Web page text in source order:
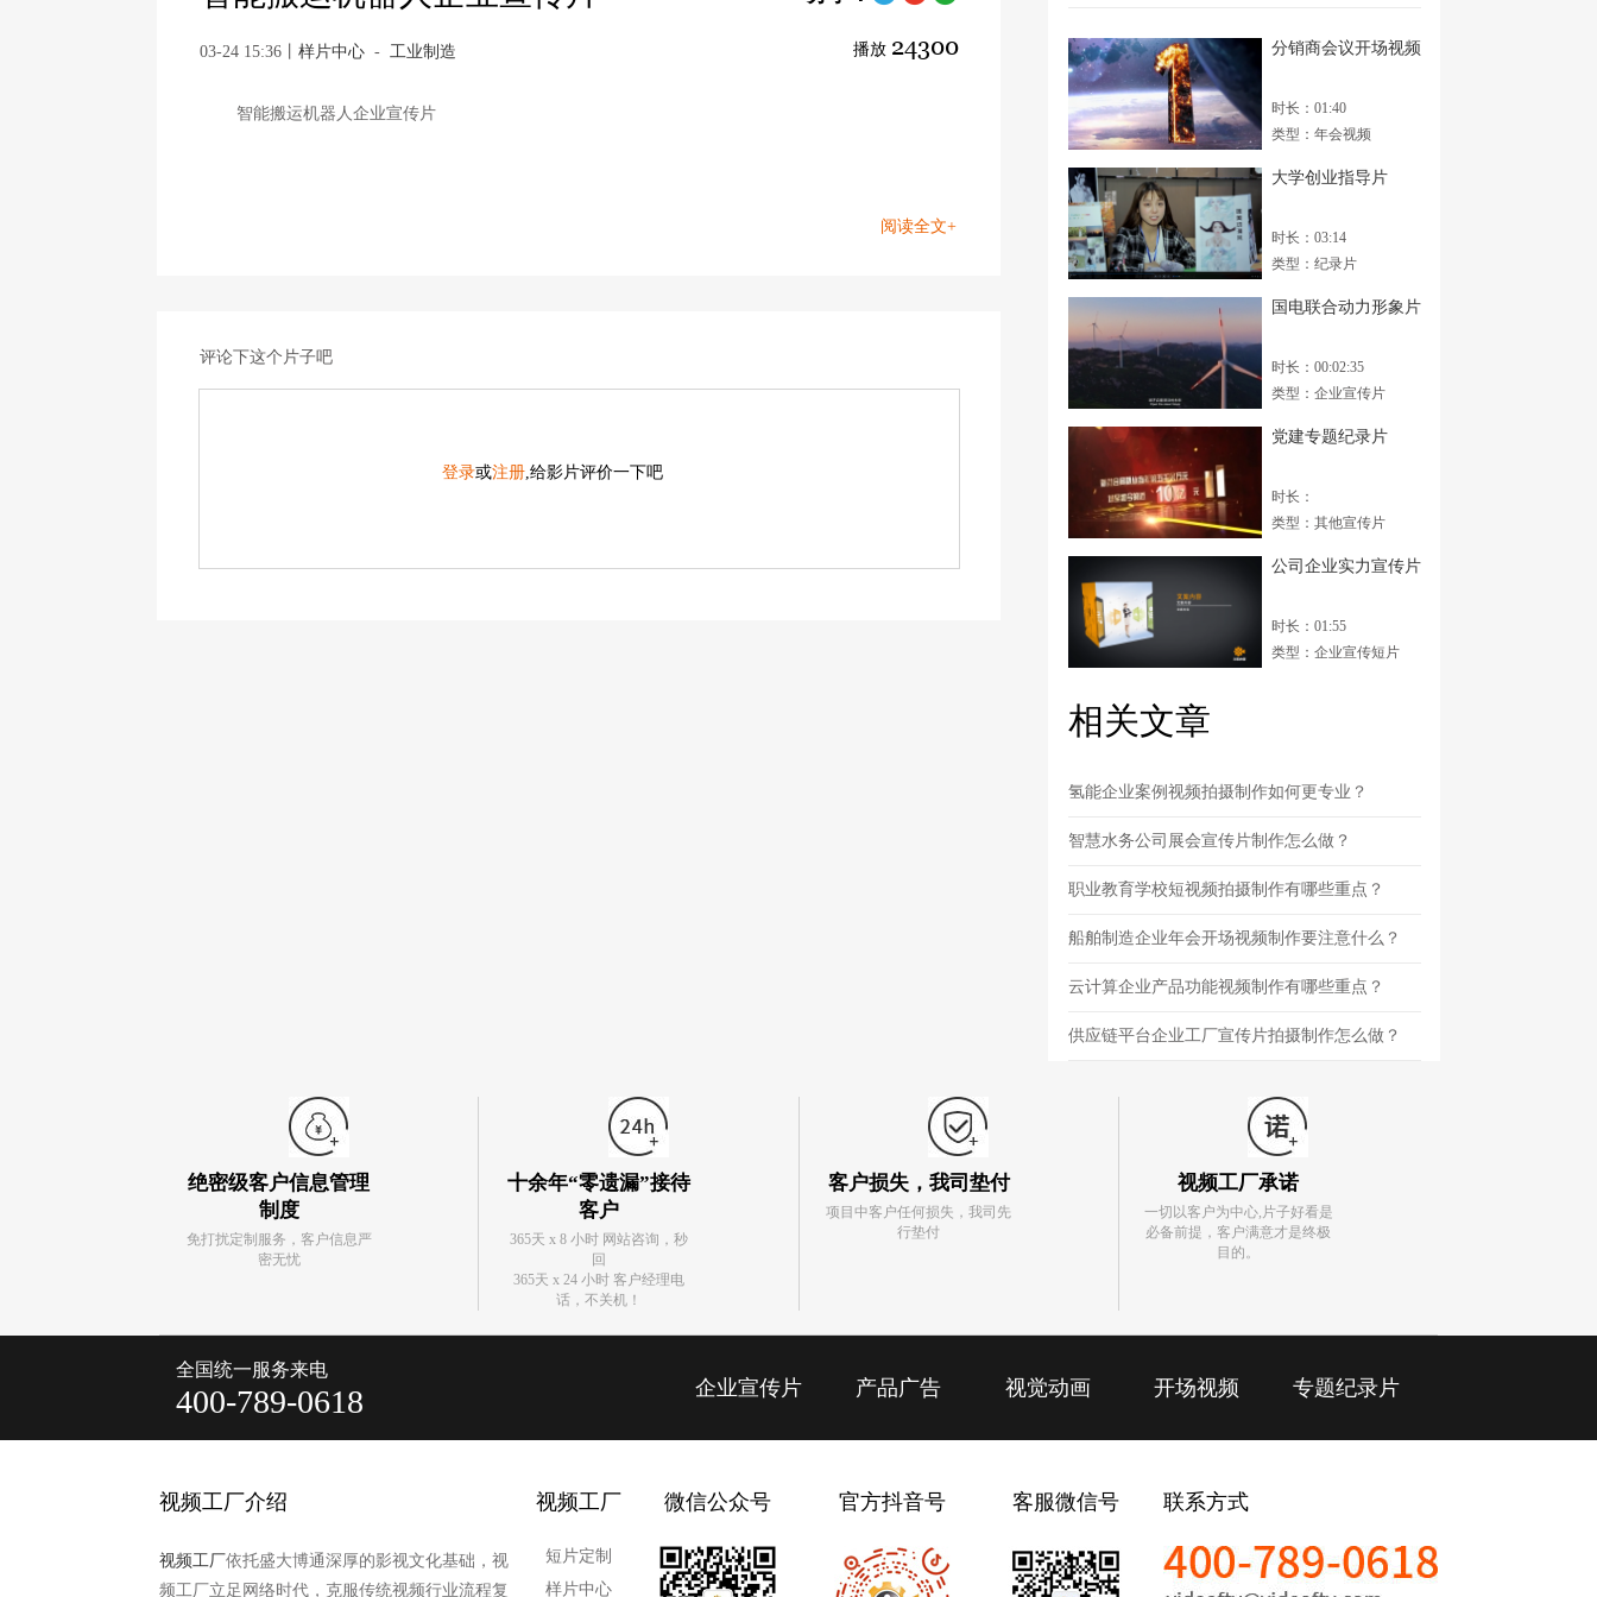
03-24 15:36丨 样片中心- 工业制造 播放 24300
智能搬运机器人企业宣传片
阅读全文+
评论下这个片子吧
登录或注册,给影片评价一下吧
分销商会议开场视频
时长：01:40
类型：年会视频
大学创业指导片
时长：03:14
类型：纪录片
国电联合动力形象片
时长：00:02:35
类型：企业宣传片
党建专题纪录片
时长：
类型：其他宣传片
公司企业实力宣传片
时长：01:55
类型：企业宣传短片
相关文章
氢能企业案例视频拍摄制作如何更专业？
智慧水务公司展会宣传片制作怎么做？
职业教育学校短视频拍摄制作有哪些重点？
船舶制造企业年会开场视频制作要注意什么？
云计算企业产品功能视频制作有哪些重点？
供应链平台企业工厂宣传片拍摄制作怎么做？
绝密级客户信息管理
制度
免打扰定制服务，客户信息严
密无忧
十余年“零遗漏”接待
客户
365天 x 8 小时 网站咨询，秒
回
365天 x 24 小时 客户经理电
话，不关机！
客户损失，我司垫付
项目中客户任何损失，我司先
行垫付
视频工厂承诺
一切以客户为中心,片子好看是
必备前提，客户满意才是终极
目的。
全国统一服务来电
400-789-0618 企业宣传片 产品广告 视觉动画 开场视频 专题纪录片
视频工厂介绍
视频工厂依托盛大博通深厚的影视文化基础，视
频工厂立足网络时代，克服传统视频行业流程复
视频工厂
短片定制
样片中心
微信公众号 官方抖音号 客服微信号 联系方式